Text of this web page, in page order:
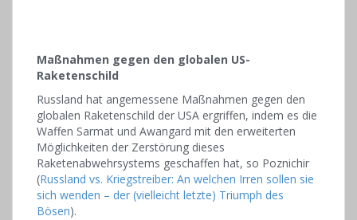
Maßnahmen gegen den globalen US-
Raketenschild
Russland hat angemessene Maßnahmen gegen den
globalen Raketenschild der USA ergriffen, indem es die
Waffen Sarmat und Awangard mit den erweiterten
Möglichkeiten der Zerstörung dieses
Raketenabwehrsystems geschaffen hat, so Poznichir
(Russland vs. Kriegstreiber: An welchen Irren sollen sie
sich wenden – der (vielleicht letzte) Triumph des
Bösen).